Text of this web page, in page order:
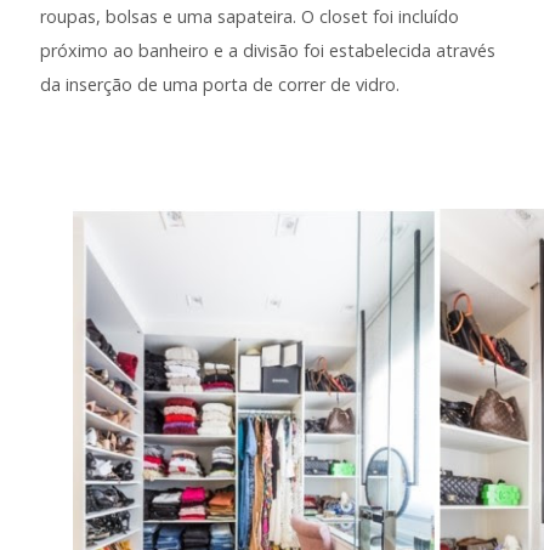
roupas, bolsas e uma sapateira. O closet foi incluído
próximo ao banheiro e a divisão foi estabelecida através
da inserção de uma porta de correr de vidro.